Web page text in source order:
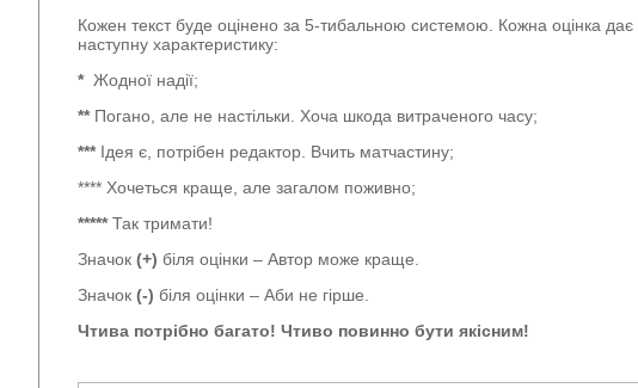
Кожен текст буде оцінено за 5-тибальною системою. Кожна оцінка дає
наступну характеристику:
*Жодної надії;
**Погано, але не настільки. Хоча шкода витраченого часу;
***Ідея є, потрібен редактор. Вчить матчастину;
**** Хочеться краще, але загалом поживно;
*****Так тримати!
Значок (+) біля оцінки – Автор може краще.
Значок (-) біля оцінки – Аби не гірше.
Чтива потрібно багато! Чтиво повинно бути якісним!